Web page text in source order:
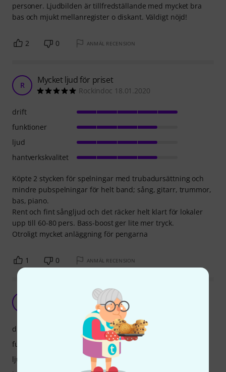
personer. Ljudbilden är tillfredställande med mycket bra
bas och mjukt mellanregister o diskant. Väldigt nöjd!
2 0 ANMÄL RECENSION
R Mycket ljud för priset
Rockindoc 18.01.2020
Köpte 2 stycken för spelningar med trubadursättning och
mindre pubspelningar för helt band; sång, gitarr, trummor,
bas, piano.
Rent och fint sångljud och det räcker helt klart för lokaler
upp till 60-80 pers. Bass-boost ger lite mer tryck.
Otroligt mycket anläggning för pengarna
drift
funktioner
ljud
hantverkskvalitet
1 0 ANMÄL RECENSION
Ron B 04.11.2021
drift
funktioner
ljud